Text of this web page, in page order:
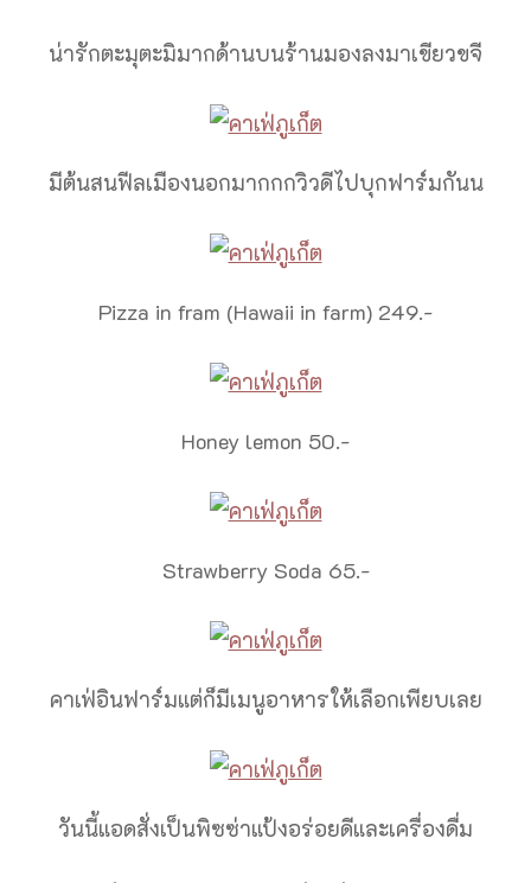
น่ารักตะมุตะมิมากด้านบนร้านมองลงมาเขียวขจี
มีต้นสนฟีลเมืองนอกมากกกวิวดีไปบุกฟาร์มกันน
Pizza in fram (Hawaii in farm) 249.-
Honey lemon 50.-
Strawberry Soda 65.-
คาเฟ่อินฟาร์มแต่ก็มีเมนูอาหารให้เลือกเพียบเลย
วันนี้แอดสั่งเป็นพิซซ่าแป้งอร่อยดีและเครื่องดื่ม